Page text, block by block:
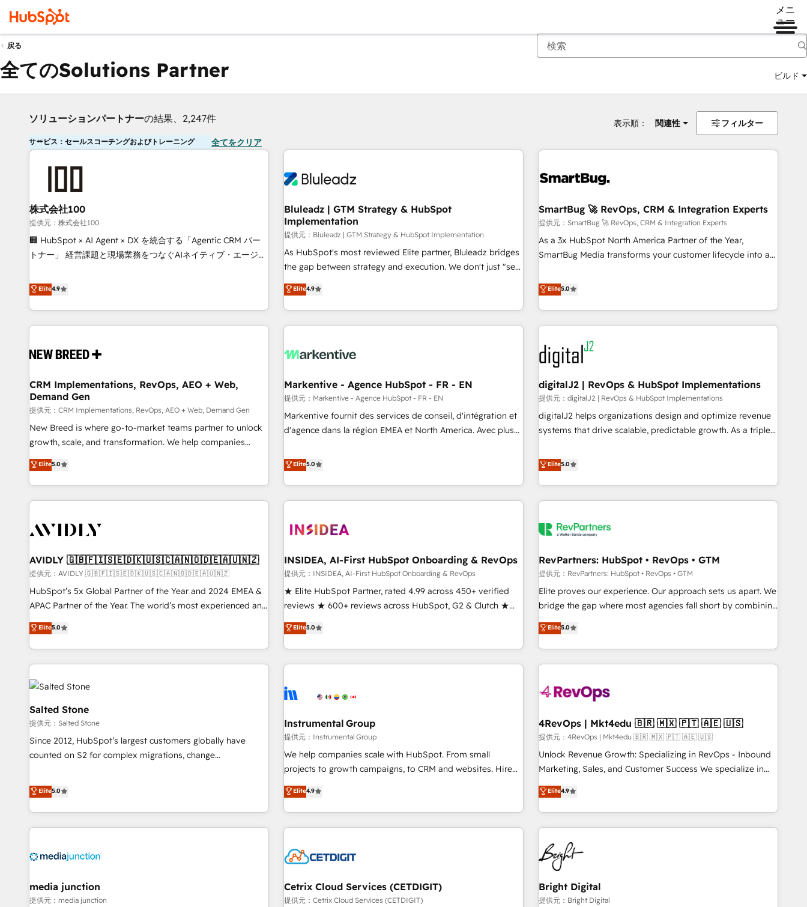
メニ
ュー
戻る
全てのSolutions Partner ビルド
ソリューションパートナーの結果、2,247件 表示順： 関連性 フィルター
サービス：セールスコーチングおよびトレーニング 全てをクリア
株式会社100
提供元：株式会社100
🏢 HubSpot × AI Agent × DX を統合する「Agentic CRM パー
トナー」 経営課題と現場業務をつなぐAIネイティブ・エージェ
再設計します。 💡 100inc は何をする会社か？ HubSpotを共
通基盤に、AIエージェントを組み込んだ顧客フロント業務（マ
ーケティング・営業・CS）を組織全体で設計・実装する日本の
AIネイティブ・エージェンシーです。事業部・グループ会社・
CRMを軸とした全社共通基盤に再構築します。意思決定者・
顧客データの一元化から、GTMの見える化・自動化まで。全
Hub統合運用、データ品質設計、グループ横断のCRM統合に対
応します。 2️⃣ AIエージェント組織構築 営業・マーケティング
業務の一部をAIが自律実行する組織への移行を設計・実装。
Breeze・Claude等をHubSpotと連携させ、役割定義・運用ル
ール・成果指標まで含めて設計します。 3️⃣ 全社DX × AI推進の
PMO伴走支援 複数部門をまたぐDX×AI変革を、構想から実装・
定着までPMOとして主導。「設定の代行ではなく、設計の責
任」を引き受け、部門横断の統合・浸透・変革管理を実行しま
した情報設計・導線設計・テンプレート設計をContent Hubで
Marketo・Pardot等からの移行、カスタム設計、履歴データ移
行と活用設計まで。 ▸ AEO対応：ChatGPT・Perplexity等のAI
検索からの流入・引用を前提にコンテンツとサイト構造を最適
化。 🏆 なぜ100incを選ぶのか？ ✓ HubSpot Eliteパートナー
ISO27001:2022 / ISO9001:2015 取得 ✓ 400社以上の導入実績
✓ HubSpot大百科 出版 CRM・AI活用に関するご相談、現状整
Elite4.9
Bluleadz | GTM Strategy & HubSpot
Implementation
提供元：Bluleadz | GTM Strategy & HubSpot Implementation
As HubSpot's most reviewed Elite partner, Bluleadz bridges
the gap between strategy and execution. We don't just "set
up tools" — we install the GTM Operating System (GTM OS)
to align your leadership and engineer a portal that drives
predictable revenue velocity. 🚀 GTM Strategy & Alignment
Workshops & Sprints: Identify "Valleys of Death" stalling
mess." ⚙️ Elite Engineering & AI Scalable Architecture: Zero-
HubSpot Accreditations. AI-Powered RevOps: Breeze AI,
custom AI agents, and high-integrity migrations for total
reporting clarity. Security & Compliance: SOC 2 Type II and
HIPAA attested for enterprise-grade data security. 🏆 Why
Elite4.9
SmartBug 🚀 RevOps, CRM & Integration Experts
提供元：SmartBug 🚀 RevOps, CRM & Integration Experts
As a 3x HubSpot North America Partner of the Year,
SmartBug Media transforms your customer lifecycle into a
divisions Globalia (AI & Software) and Point Success Media
(Paid Media), making this the official home for all three
brands. 🔄 Implementation & Integration - Seamless
migrations and system integrations powered by Globalia’s
technical development team. - 19 HubSpot-certified trainers
to drive platform adoption. 📈 Revenue Generation - Full-
funnel marketing and high-performance advertising via
Point Success Media. - Expert deployment of Breeze AI and
custom agents to automate growth. 🏆 Elite Excellence - 8
platform accreditations and deep HIPAA-compliance
expertise. - A team of 250+ experts dedicated to your
Elite5.0
CRM Implementations, RevOps, AEO + Web,
Demand Gen
提供元：CRM Implementations, RevOps, AEO + Web, Demand Gen
New Breed is where go-to-market teams partner to unlock
growth, scale, and transformation. We help companies
activate HubSpot’s AI-powered customer platform and
operationalize HubSpot’s Loop Marketing framework
through expert-led services, smart agents, and purpose-
built apps, tailored to your business. Together, we unlock
journey for clean data, scalability, & reporting. 🎯Demand
paid media. 👩‍💻Web Design: Build high-performing
websites with UX, messaging, & conversion strategy that
drive results. 🤖AI Strategy: Activate Breeze Agents,
configure HubSpot AI, & maximize AEO with tailored AI
integrations, hosting, & maintenance.
Elite5.0
Markentive - Agence HubSpot - FR - EN
提供元：Markentive - Agence HubSpot - FR - EN
Markentive fournit des services de conseil, d'intégration et
d'agence dans la région EMEA et North America. Avec plus
CRM et webdesign. Markentive is both a consulting firm, a
digital agency and an integrator. With over 115 experts in
marketing automation, growth, revops, CRM and webdesign
(We focus on EMEA - USA customers).
Elite5.0
digitalJ2 | RevOps & HubSpot Implementations
提供元：digitalJ2 | RevOps & HubSpot Implementations
digitalJ2 helps organizations design and optimize revenue
systems that drive scalable, predictable growth. As a triple-
strategic RevOps planning and hands-on technical
execution - building the operational foundation companies
need to thrive. Industries we specialize in: - Manufacturing -
Healthcare - Financial Services - Managed IT (MSP) -
help: ✔️ Full HubSpot implementations and portal
reporting foundations ✔️ Custom integrations and workflow
automation ✔️ User adoption programs, training, and
enablement Through project-based engagements and
ongoing RevOps partnerships, we guide organizations
improvements at the right time so operations evolve
strategically and sustainably as the business grows.
Elite5.0
AVIDLY 🇬🇧🇫🇮🇸🇪🇩🇰🇺🇸🇨🇦🇳🇴🇩🇪🇦🇺🇳🇿
提供元：AVIDLY 🇬🇧🇫🇮🇸🇪🇩🇰🇺🇸🇨🇦🇳🇴🇩🇪🇦🇺🇳🇿
HubSpot’s 5x Global Partner of the Year and 2024 EMEA &
APAC Partner of the Year. The world’s most experienced and
fully accredited HubSpot Solutions Partner. 🚀 With 2,750+
HubSpot projects delivered and 370+ specialists across
EMEA, APAC and NAM, we de-risk complex CRM
programmes and accelerate ROI across every HubSpot
Hub. 🧭 From multi-region migrations to AI-powered
automation, we turn complexity into clarity, human at global
scale. 🏆 HubSpot’s CEO called us “the partner of the
future.” Others agree it is proof of trust built through
measurable impact.
Elite5.0
INSIDEA, AI-First HubSpot Onboarding & RevOps
提供元：INSIDEA, AI-First HubSpot Onboarding & RevOps
★ Elite HubSpot Partner, rated 4.99 across 450+ verified
reviews ★ 600+ reviews across HubSpot, G2 & Clutch ★
150+ in-house HubSpot-certified experts ★ 1,500+
implementations across 25+ countries ★ AI-first, RevOps-
led, onboarding-obsessed INSIDEA helps growing
companies turn HubSpot into a revenue engine. We
powered workflows that drive adoption from week one, in
with workflows built around your business, not a template.
➤ Migration: Move from any legacy CRM. Zero downtime,
full data integrity. ➤ Implementation: Configure HubSpot to
run your revenue process. Sales, marketing, and service
custom agents, and APIs to remove manual work. ➤
Ongoing Management: Monthly tune-ups, feature rollouts,
Elite5.0
RevPartners: HubSpot • RevOps • GTM
提供元：RevPartners: HubSpot • RevOps • GTM
Elite proves our experience. Our approach sets us apart. We
bridge the gap where most agencies fall short by combining
GTM strategy with technical execution to solve the right
problem with the right solution. As the only firm in the world
to hold Elite Partner Accreditations with both HubSpot and
Clay, our clients gain a unique advantage in CRM
to-market execution. Why B2B Businesses Choose RP: -
starting at $1,5k 💵 - Speed: Launch in 14 days ⚡ - Global:
250 professionals across five continents 🌐 - Scale: Fastest
tiering Elite HubSpot Partner 🪴 - Sales Hub: More
implementations than any other Partner 💻 - Migrations: We
hire a marketing agency for an Ops problem. Don't hire a
technical agency for a growth problem. Hire a partner built
Elite5.0
Salted Stone
提供元：Salted Stone
Since 2012, HubSpot’s largest customers globally have
counted on S2 for complex migrations, change
that deliver measurable impact and transform brand
experiences As one of the few full-service creative agencies
in the HubSpot ecosystem, we blend strategy, technology,
& award-winning design to build scalable, globally
campaigns, & RevOps frameworks that fuel long-term
seamless integrations, ensure long-term adoption with
change-management programs, and align marketing, sales,
Elite5.0
Instrumental Group
提供元：Instrumental Group
We help companies scale with HubSpot. From small
projects to growth campaigns, to CRM and websites. Hire
an agency that's experienced in every inch of HubSpot and
willing to work hand-in-hand with your team to simplify the
complex and build a better experience for your team and
customers.
Elite4.9
4RevOps | Mkt4edu 🇧🇷 🇲🇽 🇵🇹 🇦🇪 🇺🇸
提供元：4RevOps | Mkt4edu 🇧🇷 🇲🇽 🇵🇹 🇦🇪 🇺🇸
Unlock Revenue Growth: Specializing in RevOps - Inbound
Marketing, Sales, and Customer Success We specialize in
driving revenue growth for companies across industries
through tailored marketing, sales, and customer success
strategies, utilizing RevOps methodologies. As Latin
America's largest HubSpot partner and a global leader in
education market, we offer unparalleled insights. Operating
in five countries—Brazil, UAE (Abu Dhabi/Dubai/Sharjah),
Mexico, USA, and Portugal—we've executed over a hundred
successful operations. Our approach, rooted in RevOps
principles, integrates analysis, training, planning, and
Elite4.9
media junction
提供元：media junction
Cetrix Cloud Services (CETDIGIT)
提供元：Cetrix Cloud Services (CETDIGIT)
Bright Digital
提供元：Bright Digital